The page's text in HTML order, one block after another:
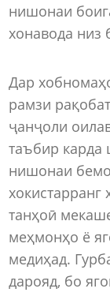
нишонаи
хонавода низ
Дар
рамзи
ҷанҷоли
таъбир карда
нишонаи
хокистарранг
танҳоӣ
меҳмонҳо ё
медиҳад.
дарояд, бо